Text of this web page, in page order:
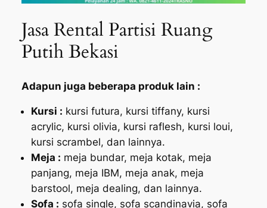
Jasa Rental Partisi Ruang
Putih Bekasi
Adapun juga beberapa produk lain :
Kursi : kursi futura, kursi tiffany, kursi
acrylic, kursi olivia, kursi raflesh, kursi loui,
kursi scrambel, dan lainnya.
Meja : meja bundar, meja kotak, meja
panjang, meja IBM, meja anak, meja
barstool, meja dealing, dan lainnya.
Sofa : sofa single, sofa scandinavia, sofa